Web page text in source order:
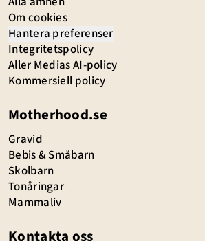
Om cookies
Hantera preferenser
Integritetspolicy
Aller Medias AI-policy
Kommersiell policy
Motherhood.se
Gravid
Bebis & Småbarn
Skolbarn
Tonåringar
Mammaliv
Kontakta oss